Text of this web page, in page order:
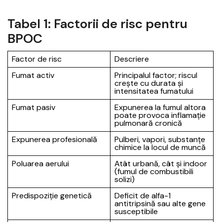
Tabel 1: Factorii de risc pentru
BPOC
Factor de risc
Descriere
Fumat activ
Principalul factor; riscul
crește cu durata și
intensitatea fumatului
Fumat pasiv
Expunerea la fumul altora
poate provoca inflamație
pulmonară cronică
Expunerea profesională
Pulberi, vapori, substanțe
chimice la locul de muncă
Poluarea aerului
Atât urbană, cât și indoor
(fumul de combustibili
solizi)
Predispoziție genetică
Deficit de alfa-1
antitripsină sau alte gene
susceptibile